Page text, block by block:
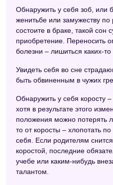
Обнаружить у себя зоб, или
женитьбе или замужеству по
состоите в браке, такой сон
приобретение. Переносить
болезни – лишиться каких-
Увидеть себя во сне
быть обвиненным в чужих
Обнаружить у себя коросту
хотя в результате этого
положения можно потерять
то от коросты – хлопотать
себя. Если родителям
коростой, последние
учебе или каким-нибудь
талантом.